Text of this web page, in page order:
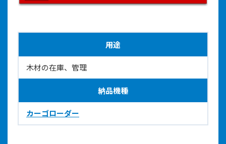
用途
木材の在庫、管理
納品機種
カーゴローダー